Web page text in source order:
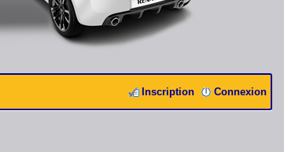
Connexion
Inscription